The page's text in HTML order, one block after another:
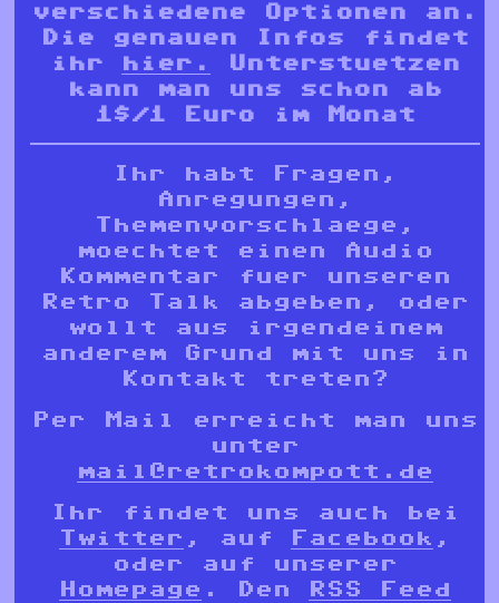
verschiedene Optionen an.
Die genauen Infos findet
ihr
hier.
Unterstuetzen
kann man uns schon ab
1$/1 Euro im Monat
Ihr habt Fragen,
Anregungen,
Themenvorschlaege,
moechtet einen Audio
Kommentar fuer unseren
Retro Talk abgeben, oder
wollt aus irgendeinem
anderem Grund mit uns in
Kontakt treten?
Per Mail erreicht man uns
unter
mail@retrokompott.de
Ihr findet uns auch bei
Twitter , auf Facebook ,
oder auf unserer
Homepage . Den
RSS Feed